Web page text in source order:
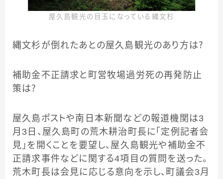
屋久島観光の目玉になっている縄文杉
縄文杉が倒れたあとの屋久島観光のあり方は？
補助金不正請求と町営牧場過労死の再発防止
策は？
屋久島ポストや南日本新聞などの報道機関は3
月3日、屋久島町の荒木耕治町長に「定例記者会
見」を開くことを要望し、屋久島観光や補助金不
正請求事件などに関する4項目の質問を送った。
荒木町長は会見に応じる意向を示し、町議会3月